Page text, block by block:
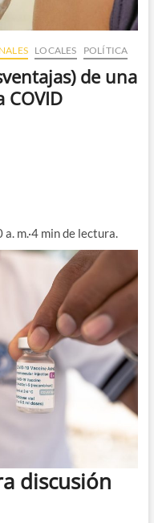
LOCALES POLÍTICA
de una
COVID
m.·4 min de lectura.
discusión